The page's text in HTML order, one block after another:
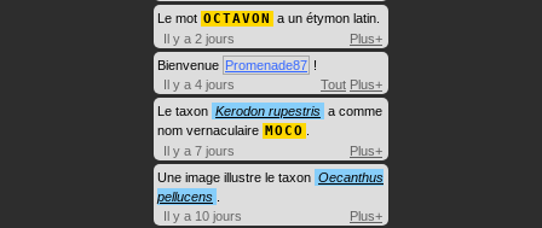
Le mot OCTAVON a un étymon latin.
Il y a 2 jours
Plus+
Bienvenue Promenade87 !
Il y a 4 jours
Tout Plus+
Le taxon Kerodon rupestris a comme
nom vernaculaire MOCO
Il y a 7 jours
Plus+
Une image illustre le taxon Oecanthus
pellucens
Il y a 10 jours
Plus+